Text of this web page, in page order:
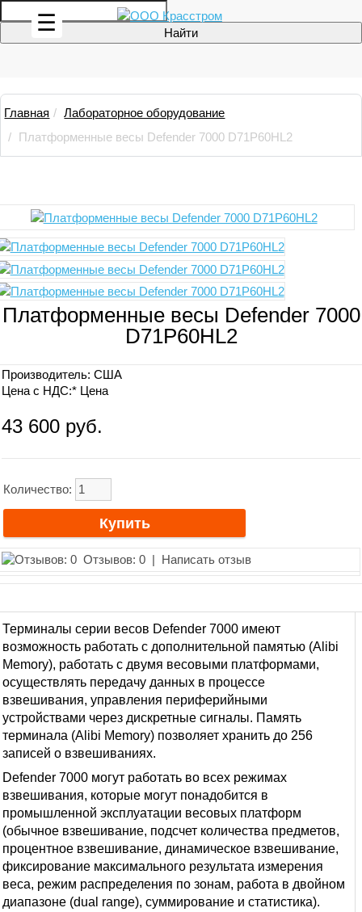
☰
Главная
Лабораторное оборудование
Платформенные весы Defender 7000 D71P60HL2
Платформенные весы Defender 7000
D71P60HL2
Производитель: США
Цена с НДС:* Цена
43 600 руб.
Количество:
Отзывов: 0 | Написать отзыв
Терминалы серии весов Defender 7000 имеют
возможность работать с дополнительной памятью (Alibi
Memory), работать с двумя весовыми платформами,
осуществлять передачу данных в процессе
взвешивания, управления периферийными
устройствами через дискретные сигналы. Память
терминала (Alibi Memory) позволяет хранить до 256
записей о взвешиваниях.
Defender 7000 могут работать во всех режимах
взвешивания, которые могут понадобится в
промышленной эксплуатации весовых платформ
(обычное взвешивание, подсчет количества предметов,
процентное взвешивание, динамическое взвешивание,
фиксирование максимального результата измерения
веса, режим распределения по зонам, работа в двойном
диапазоне (dual range), суммирование и статистика).